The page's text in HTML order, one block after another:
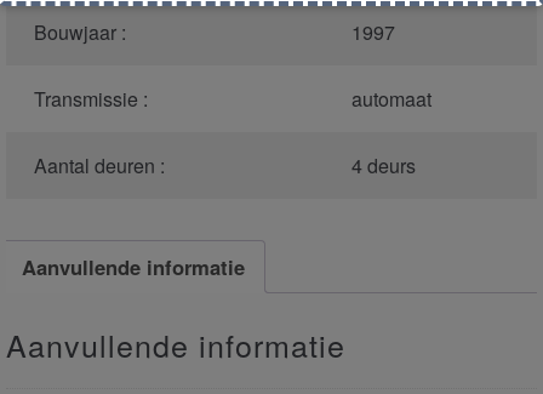
Bouwjaar : 1997
Transmissie : automaat
Aantal deuren : 4 deurs
Aanvullende informatie
Aanvullende informatie